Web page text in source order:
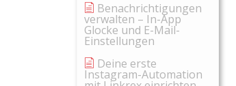
Benachrichtigungen
verwalten – In-App
Glocke und E-Mail-
Einstellungen
Deine erste
Instagram-Automation